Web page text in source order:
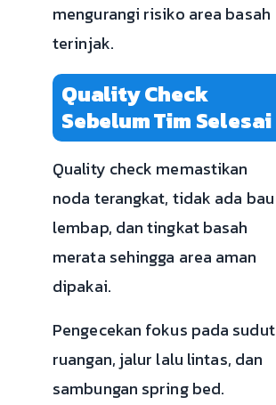
mengurangi risiko area basah
terinjak.
Quality Check
Sebelum Tim Selesai
Quality check memastikan
noda terangkat, tidak ada bau
lembap, dan tingkat basah
merata sehingga area aman
dipakai.
Pengecekan fokus pada sudut
ruangan, jalur lalu lintas, dan
sambungan spring bed.